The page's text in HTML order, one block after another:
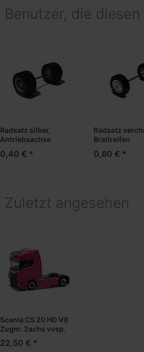
Benutzer, die
Radsatz silber,
Antriebsachse
0,40 € *
Radsatz
Breitreifen
0,60 € *
Zuletzt angesehen
Scania CS 20 HD V8
Zugm. 2achs vvsp.
mit Rammschutz und
Lampenbügeln,
22,50 € *